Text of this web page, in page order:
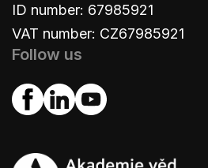
ID number: 67985921
VAT number: CZ67985921
Follow us